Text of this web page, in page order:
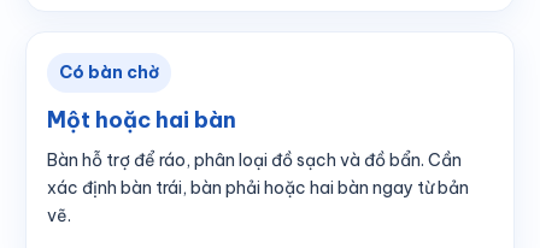
Có bàn chờ
Một hoặc hai bàn
Bàn hỗ trợ để ráo, phân loại đồ sạch và đồ bẩn. Cần
xác định bàn trái, bàn phải hoặc hai bàn ngay từ bản
vẽ.